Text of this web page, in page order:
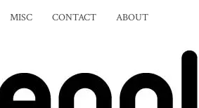
MISC CONTACT ABOUT